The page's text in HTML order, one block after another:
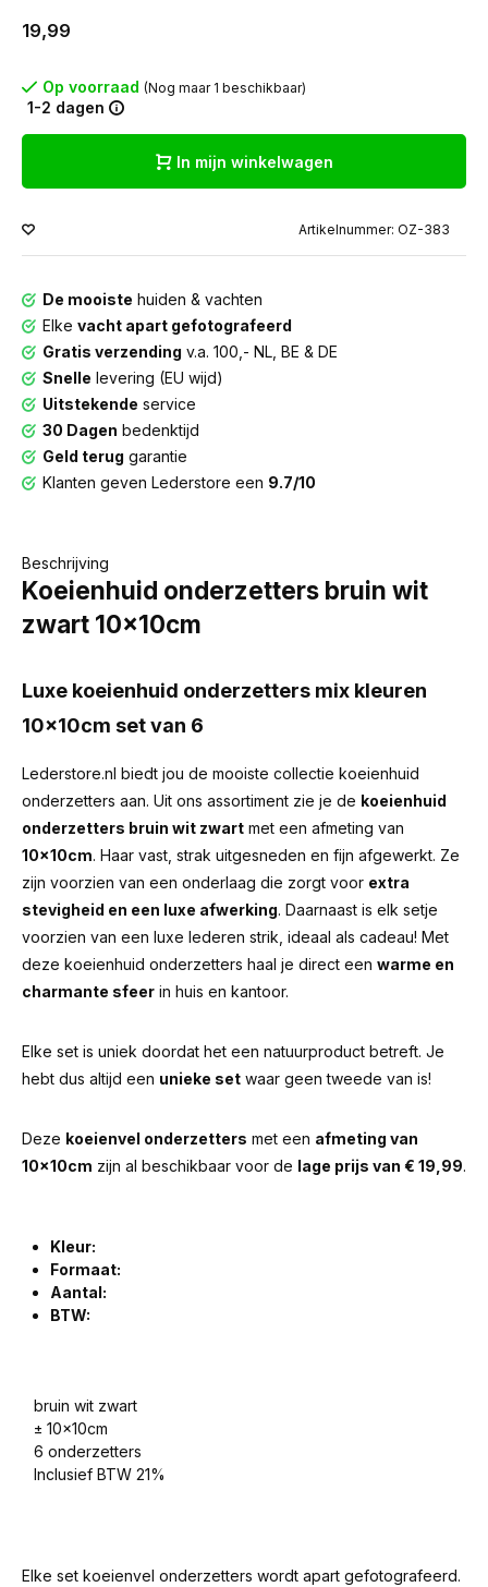
19,99
Op voorraad (Nog maar 1 beschikbaar)
1-2 dagen
In mijn winkelwagen
Artikelnummer: OZ-383
De mooiste huiden & vachten
Elke vacht apart gefotografeerd
Gratis verzending v.a. 100,- NL, BE & DE
Snelle levering (EU wijd)
Uitstekende service
30 Dagen bedenktijd
Geld terug garantie
Klanten geven Lederstore een 9.7/10
Beschrijving
Koeienhuid onderzetters bruin wit
zwart 10x10cm
Luxe koeienhuid onderzetters mix kleuren
10x10cm set van 6
Lederstore.nl biedt jou de mooiste collectie koeienhuid
onderzetters aan. Uit ons assortiment zie je de koeienhuid
onderzetters bruin wit zwart met een afmeting van
10x10cm. Haar vast, strak uitgesneden en fijn afgewerkt. Ze
zijn voorzien van een onderlaag die zorgt voor extra
stevigheid en een luxe afwerking. Daarnaast is elk setje
voorzien van een luxe lederen strik, ideaal als cadeau! Met
deze koeienhuid onderzetters haal je direct een warme en
charmante sfeer in huis en kantoor.
Elke set is uniek doordat het een natuurproduct betreft. Je
hebt dus altijd een unieke set waar geen tweede van is!
Deze koeienvel onderzetters met een afmeting van
10x10cm zijn al beschikbaar voor de lage prijs van € 19,99.
Kleur:
Formaat:
Aantal:
BTW:
bruin wit zwart
± 10x10cm
6 onderzetters
Inclusief BTW 21%
Elke set koeienvel onderzetters wordt apart gefotografeerd.